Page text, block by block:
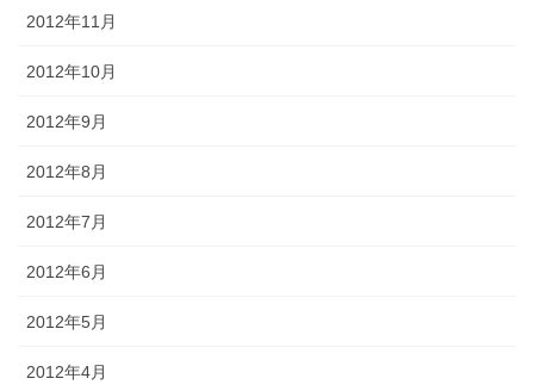
2012年11月
2012年10月
2012年9月
2012年8月
2012年7月
2012年6月
2012年5月
2012年4月